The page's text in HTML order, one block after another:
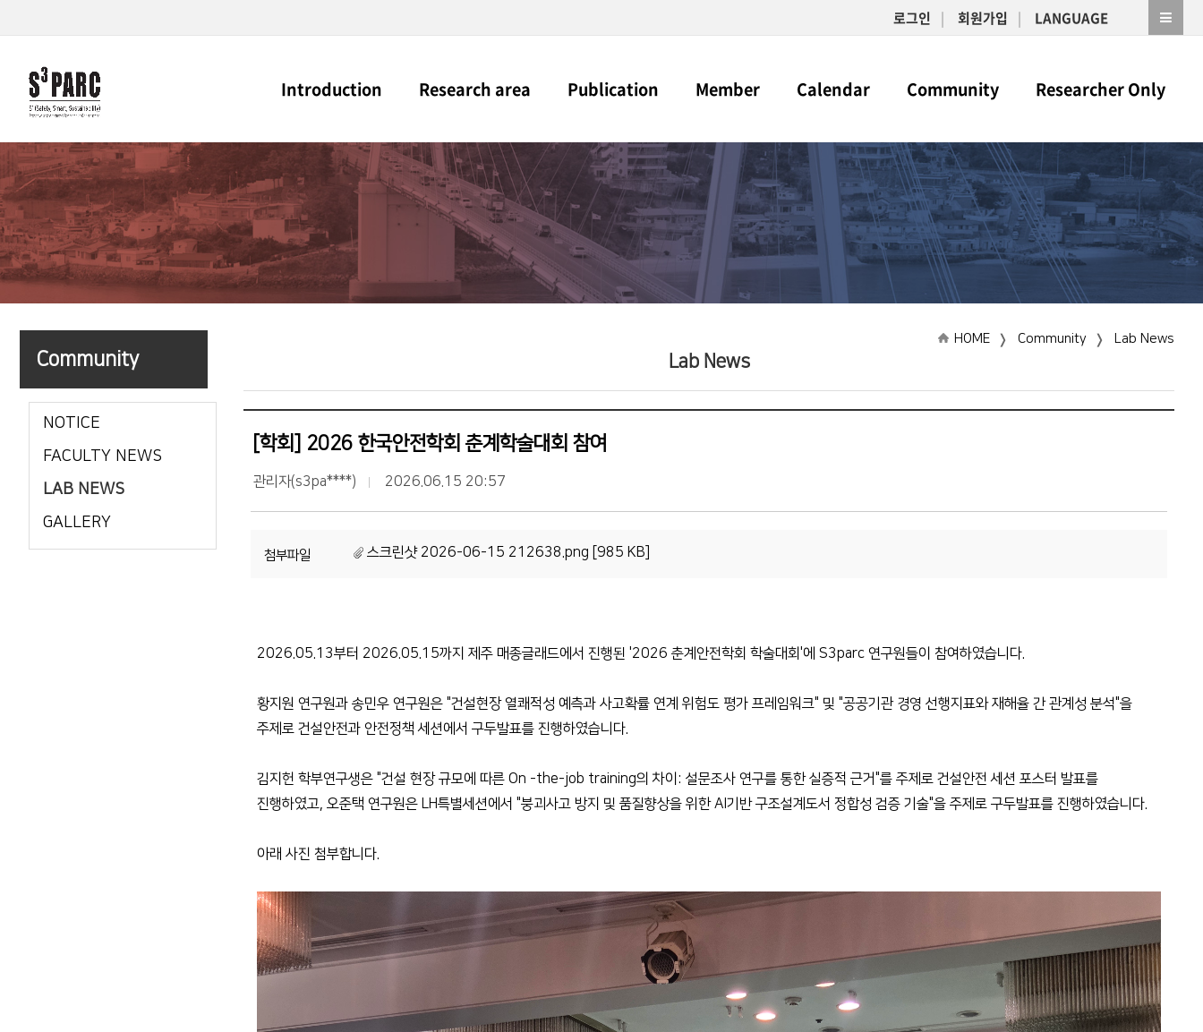
로그인 회원가입 LANGUAGE
Introduction Research area Publication Member Calendar Community Researcher Only
Community
NOTICE
FACULTY NEWS
LAB NEWS
GALLERY
HOME Community Lab News
Lab News
[학회] 2026 한국안전학회 춘계학술대회 참여
관리자(s3pa****) 2026.06.15 20:57
첨부파일 스크린샷 2026-06-15 212638.png [985 KB]
2026.05.13부터 2026.05.15까지 제주 매종글래드에서 진행된 '2026 춘계안전학회 학술대회'에 S3parc 연구원들이 참여하였습니다.
황지원 연구원과 송민우 연구원은 "건설현장 열쾌적성 예측과 사고확률 연계 위험도 평가 프레임워크" 및 "공공기관 경영 선행지표와 재해율 간 관계성 분석"을
주제로 건설안전과 안전정책 세션에서 구두발표를 진행하였습니다.
김지헌 학부연구생은 "건설 현장 규모에 따른 On -the-job training의 차이: 설문조사 연구를 통한 실증적 근거"를 주제로 건설안전 세션 포스터 발표를
진행하였고, 오준택 연구원은 LH특별세션에서 "붕괴사고 방지 및 품질향상을 위한 AI기반 구조설계도서 정합성 검증 기술"을 주제로 구두발표를 진행하였습니다.
아래 사진 첨부합니다.